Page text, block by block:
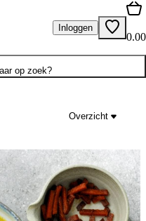
Inloggen
0.00
op zoek?
Overzicht